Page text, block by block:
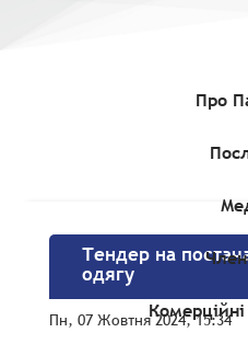
Про
Комерційні
Тендер на
одягу
Пн, 07 Жовтня 2024, 15:34